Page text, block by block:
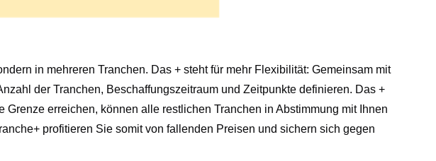
in mehreren Tranchen. Das + steht für mehr Flexibilität: Gemeinsam mit
der Tranchen, Beschaffungszeitraum und Zeitpunkte definieren. Das +
erreichen, können alle restlichen Tranchen in Abstimmung mit Ihnen
profitieren Sie somit von fallenden Preisen und sichern sich gegen